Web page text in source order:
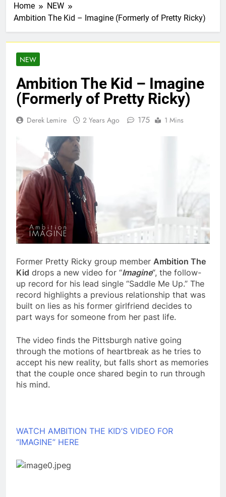
Home
NEW
Ambition The Kid – Imagine (Formerly of Pretty Ricky)
NEW
Ambition The Kid – Imagine
(Formerly of Pretty Ricky)
Derek Lemire 2 Years Ago 175 1 Mins
Former Pretty Ricky group member Ambition The
Kid drops a new video for “Imagine“, the follow-
up record for his lead single “Saddle Me Up.” The
record highlights a previous relationship that was
built on lies as his former girlfriend decides to
part ways for someone from her past life.
The video finds the Pittsburgh native going
through the motions of heartbreak as he tries to
accept his new reality, but falls short as memories
that the couple once shared begin to run through
his mind.
WATCH AMBITION THE KID’S VIDEO FOR
“IMAGINE” HERE